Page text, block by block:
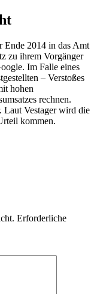
Ende 2014 in das Amt
zu ihrem Vorgänger
Im Falle eines
– Verstoßes
hohen
rechnen.
Vestager wird die
kommen.
Erforderliche